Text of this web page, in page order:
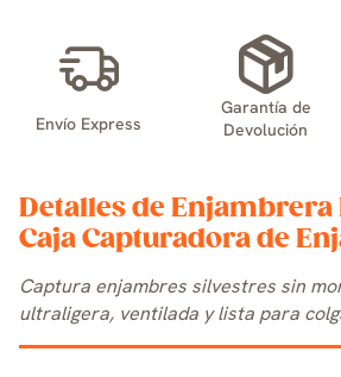
Envío Express
Garantía de
Devolución
Detalles de Enjambrera
Caja Capturadora de
Captura enjambres silvestres sin
ultraligera, ventilada y lista para